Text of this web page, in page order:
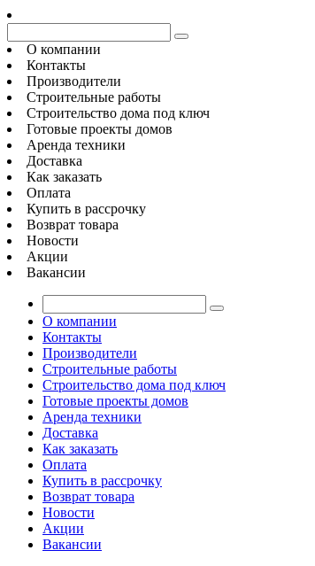
О компании
Контакты
Производители
Строительные работы
Строительство дома под ключ
Готовые проекты домов
Аренда техники
Доставка
Как заказать
Оплата
Купить в рассрочку
Возврат товара
Новости
Акции
Вакансии
О компании
Контакты
Производители
Строительные работы
Строительство дома под ключ
Готовые проекты домов
Аренда техники
Доставка
Как заказать
Оплата
Купить в рассрочку
Возврат товара
Новости
Акции
Вакансии